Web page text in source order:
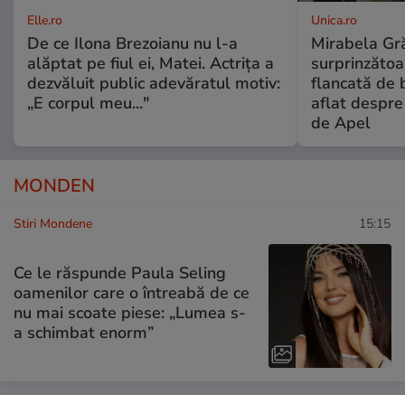
Elle.ro
De ce Ilona Brezoianu nu l-a
alăptat pe fiul ei, Matei. Actrița a
dezvăluit public adevăratul motiv:
„E corpul meu..."
Unica.ro
Mirabela
flancată de
aflat
de Apel
MONDEN
Stiri Mondene 15:15
Ce le răspunde Paula Seling
oamenilor care o întreabă de ce
nu mai scoate piese: „Lumea s-
a schimbat enorm”